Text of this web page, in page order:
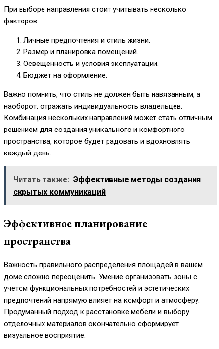
При выборе направления стоит учитывать несколько
факторов:
Личные предпочтения и стиль жизни.
Размер и планировка помещений.
Освещенность и условия эксплуатации.
Бюджет на оформление.
Важно помнить, что стиль не должен быть навязанным, а
наоборот, отражать индивидуальность владельцев.
Комбинация нескольких направлений может стать отличным
решением для создания уникального и комфортного
пространства, которое будет радовать и вдохновлять
каждый день.
Читать также: Эффективные методы создания
скрытых коммуникаций
Эффективное планирование
пространства
Важность правильного распределения площадей в вашем
доме сложно переоценить. Умение организовать зоны с
учетом функциональных потребностей и эстетических
предпочтений напрямую влияет на комфорт и атмосферу.
Продуманный подход к расстановке мебели и выбору
отделочных материалов окончательно сформирует
визуальное восприятие.